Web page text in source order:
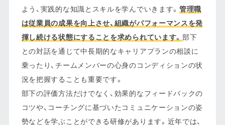
よう、実践的な知識とスキルを学んでいきます。管理職
は従業員の成果を向上させ、組織がパフォーマンスを発
揮し続ける状態にすることを求められています。部下
との対話を通じて中長期的なキャリアプランの相談に
乗ったり、チームメンバーの心身のコンディションの状
況を把握することも重要です。
部下の評価方法だけでなく、効果的なフィードバックの
コツや、コーチングに基づいたコミュニケーションの姿
勢などを学ぶことができる研修があります。近年では、